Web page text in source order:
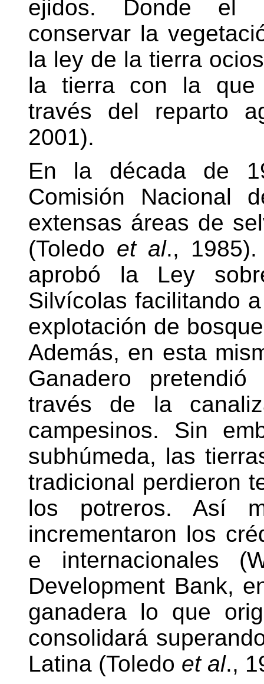
ejidos. Donde el
conservar la
la ley de la tierra
la tierra con la que
través del reparto
2001).
En la década de
Comisión Nacional
extensas áreas de
(Toledo et al.,
aprobó la Ley
Silvícolas facilitando
explotación de
Además, en esta
Ganadero
través de la
campesinos. Sin
subhúmeda, las
tradicional perdieron
los potreros. Así
incrementaron los
e internacionales
Development Bank,
ganadera lo que
consolidará
Latina (Toledo et al.,